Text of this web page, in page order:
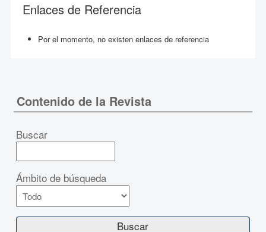
Enlaces de Referencia
Por el momento, no existen enlaces de referencia
Contenido de la Revista
Buscar
Ámbito de búsqueda